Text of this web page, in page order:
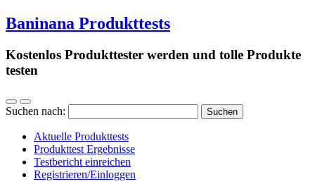
Baninana Produkttests
Kostenlos Produkttester werden und tolle Produkte
testen
Suchen nach:
Aktuelle Produkttests
Produkttest Ergebnisse
Testbericht einreichen
Registrieren/Einloggen